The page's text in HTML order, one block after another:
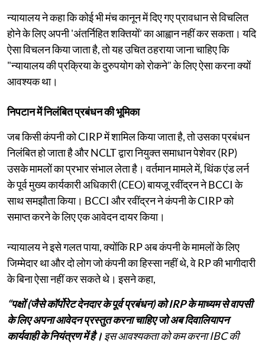
न्यायालय ने कहा कि कोई भी मंच कानून में दिए गए प्रावधान से विचलित
होने के लिए अपनी 'अंतर्निहित शक्तियों' का आह्वान नहीं कर सकता। यदि
ऐसा विचलन किया जाता है, तो यह उचित ठहराया जाना चाहिए कि
"न्यायालय की प्रक्रिया के दुरुपयोग को रोकने" के लिए ऐसा करना क्यों
आवश्यक था।
निपटान में निलंबित प्रबंधन की भूमिका
जब किसी कंपनी को CIRP में शामिल किया जाता है, तो उसका प्रबंधन
निलंबित हो जाता है और NCLT द्वारा नियुक्त समाधान पेशेवर (RP)
उसके मामलों का प्रभार संभाल लेता है। वर्तमान मामले में, थिंक एंड लर्न
के पूर्व मुख्य कार्यकारी अधिकारी (CEO) बायजू रवींद्रन ने BCCI के
साथ समझौता किया। BCCI और रवींद्रन ने कंपनी के CIRP को
समाप्त करने के लिए एक आवेदन दायर किया।
न्यायालय ने इसे गलत पाया, क्योंकि RP अब कंपनी के मामलों के लिए
जिम्मेदार था और दो लोग जो कंपनी का हिस्सा नहीं थे, वे RP की भागीदारी
के बिना ऐसा नहीं कर सकते थे। इसने कहा,
“पक्षों (जैसे कॉर्पोरेट देनदार के पूर्व प्रबंधन) को IRP के माध्यम से वापसी
के लिए अपना आवेदन प्रस्तुत करना चाहिए जो अब दिवालियापन
कार्यवाही के नियंत्रण में है।इस आवश्यकता को कम करना IBC की